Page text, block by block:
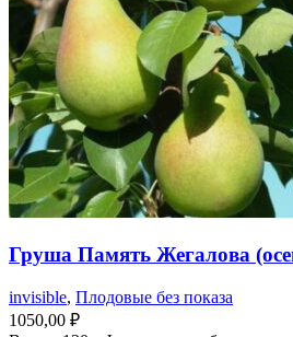
Груша Память Жегалова
invisible, Плодовые без показа
1050,00 ₽